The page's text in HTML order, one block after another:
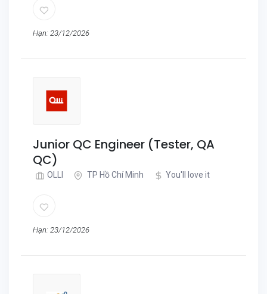
Hạn: 23/12/2026
Junior QC Engineer (Tester, QA
QC)
OLLI TP Hồ Chí Minh You'll love it
Hạn: 23/12/2026